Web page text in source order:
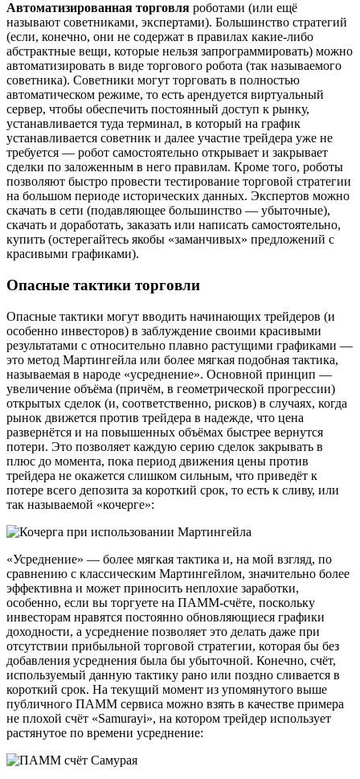
Автоматизированная торговля роботами (или ещё
называют советниками, экспертами). Большинство стратегий
(если, конечно, они не содержат в правилах какие-либо
абстрактные вещи, которые нельзя запрограммировать) можно
автоматизировать в виде торгового робота (так называемого
советника). Советники могут торговать в полностью
автоматическом режиме, то есть арендуется виртуальный
сервер, чтобы обеспечить постоянный доступ к рынку,
устанавливается туда терминал, в который на график
устанавливается советник и далее участие трейдера уже не
требуется — робот самостоятельно открывает и закрывает
сделки по заложенным в него правилам. Кроме того, роботы
позволяют быстро провести тестирование торговой стратегии
на большом периоде исторических данных. Экспертов можно
скачать в сети (подавляющее большинство — убыточные),
скачать и доработать, заказать или написать самостоятельно,
купить (остерегайтесь якобы «заманчивых» предложений с
красивыми графиками).
Опасные тактики торговли
Опасные тактики могут вводить начинающих трейдеров (и
особенно инвесторов) в заблуждение своими красивыми
результатами с относительно плавно растущими графиками —
это метод Мартингейла или более мягкая подобная тактика,
называемая в народе «усреднение». Основной принцип —
увеличение объёма (причём, в геометрической прогрессии)
открытых сделок (и, соответственно, рисков) в случаях, когда
рынок движется против трейдера в надежде, что цена
развернётся и на повышенных объёмах быстрее вернутся
потери. Это позволяет каждую серию сделок закрывать в
плюс до момента, пока период движения цены против
трейдера не окажется слишком сильным, что приведёт к
потере всего депозита за короткий срок, то есть к сливу, или
так называемой «кочерге»:
«Усреднение» — более мягкая тактика и, на мой взгляд, по
сравнению с классическим Мартингейлом, значительно более
эффективна и может приносить неплохие заработки,
особенно, если вы торгуете на ПАММ-счёте, поскольку
инвесторам нравятся постоянно обновляющиеся графики
доходности, а усреднение позволяет это делать даже при
отсутствии прибыльной торговой стратегии, которая бы без
добавления усреднения была бы убыточной. Конечно, счёт,
используемый данную тактику рано или поздно сливается в
короткий срок. На текущий момент из упомянутого выше
публичного ПАММ сервиса можно взять в качестве примера
не плохой счёт «Samurayi», на котором трейдер использует
растянутое по времени усреднение: